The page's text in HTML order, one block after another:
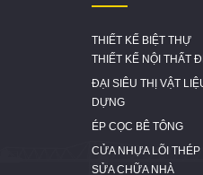
THIẾT KẾ BIỆT THỰ
THIẾT KẾ NỘI THẤT
ĐẠI SIÊU THỊ VẬT
DỰNG
ÉP CỌC BÊ TÔNG
CỬA NHỰA LÕI THÉP
SỬA CHỮA NHÀ